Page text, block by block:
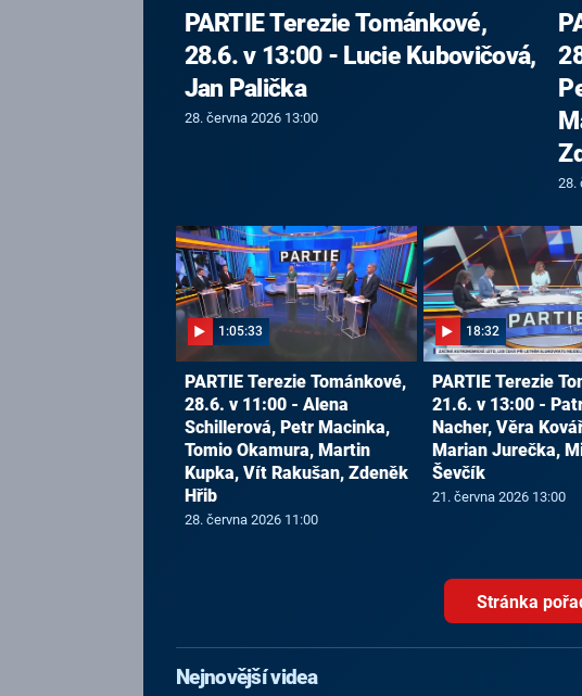
PARTIE Terezie Tománkové,
28.6. v 13:00 - Lucie Kubovičová,
Jan Palička
28. června 2026 13:00
28.
1:05:33
PARTIE Terezie Tománkové,
28.6. v 11:00 - Alena
Schillerová, Petr Macinka,
Tomio Okamura, Martin
Kupka, Vít Rakušan, Zdeněk
Hřib
28. června 2026 11:00
18:32
PARTIE Terezie
21.6. v 13:00 -
Nacher, Věra
Marian Jurečka,
Ševčík
21. června 2026 13:00
Stránka
Nejnovější videa